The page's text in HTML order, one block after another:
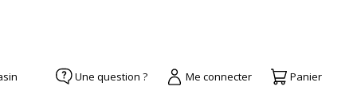
Une question ? Me connecter Panier